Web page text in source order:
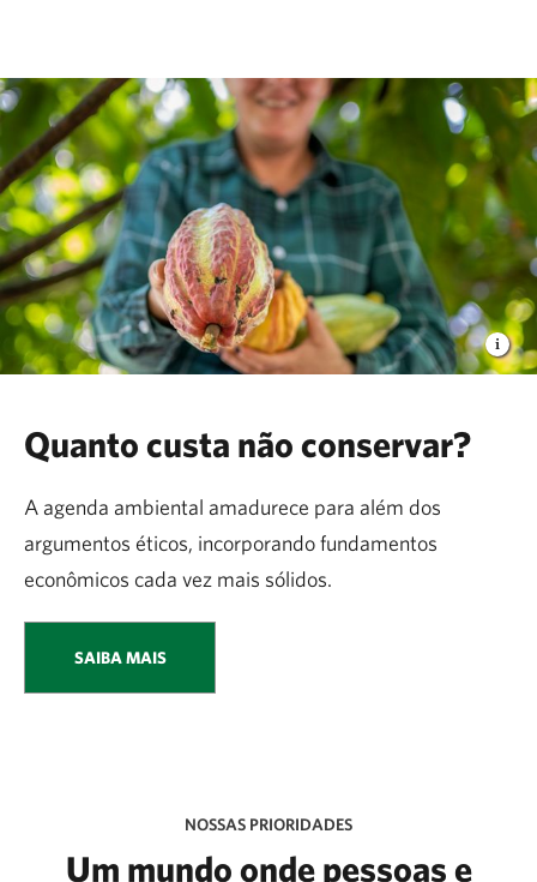
The Nature Conservancy
Quanto custa não conservar?
A agenda ambiental amadurece para além dos
argumentos éticos, incorporando fundamentos
econômicos cada vez mais sólidos.
SAIBA MAIS
NOSSAS PRIORIDADES
Um mundo onde pessoas e